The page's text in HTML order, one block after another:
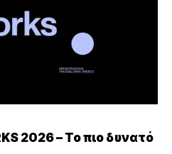
2026 – Το πιο δυνατό